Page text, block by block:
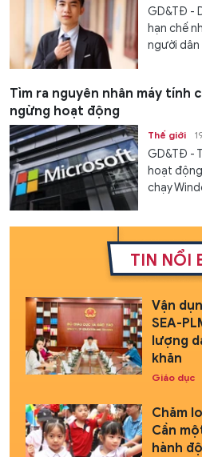
GD&TĐ -
hạn chế
người dân
Tìm ra nguyên nhân máy tính
ngừng hoạt động
Thế giới
GD&TĐ -
hoạt
chạy
TIN NỔI
Vận
SEA-
lượng
khăn
Giáo dục
Chăm
Cần
hành